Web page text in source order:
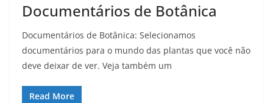
Documentários de Botânica
Documentários de Botânica: Selecionamos
documentários para o mundo das plantas que você não
deve deixar de ver. Veja também um
Read More